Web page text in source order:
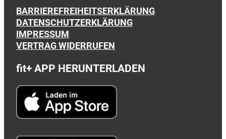
BARRIEREFREIHEITSERKLÄRUNG
DATENSCHUTZERKLÄRUNG
IMPRESSUM
VERTRAG WIDERRUFEN
fit+ APP HERUNTERLADEN